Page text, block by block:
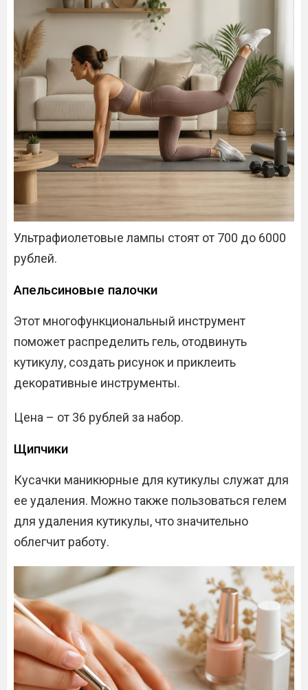
Ультрафиолетовые лампы стоят от 700 до 6000
рублей.
Апельсиновые палочки
Этот многофункциональный инструмент
поможет распределить гель, отодвинуть
кутикулу, создать рисунок и приклеить
декоративные инструменты.
Цена – от 36 рублей за набор.
Щипчики
Кусачки маникюрные для кутикулы служат для
ее удаления. Можно также пользоваться гелем
для удаления кутикулы, что значительно
облегчит работу.